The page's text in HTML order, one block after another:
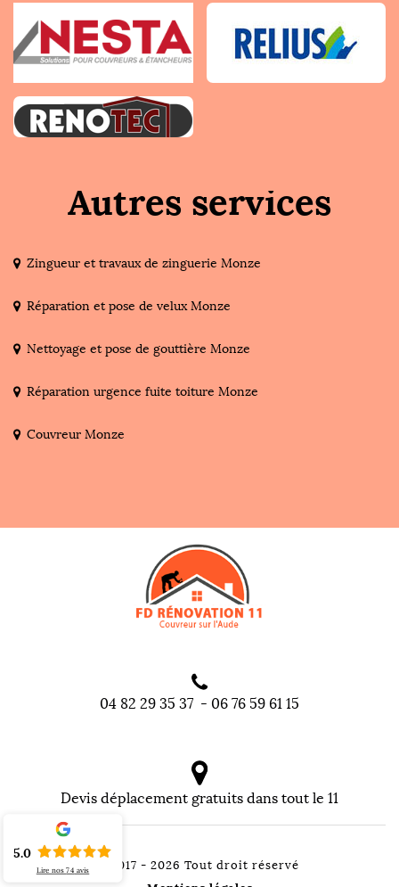
Autres services
Zingueur et travaux de zinguerie Monze
Réparation et pose de velux Monze
Nettoyage et pose de gouttière Monze
Réparation urgence fuite toiture Monze
Couvreur Monze
04 82 29 35 37 - 06 76 59 61 15
Devis déplacement gratuits dans tout le 11
©2017 - 2026 Tout droit réservé
5.0
Lire nos74 avis